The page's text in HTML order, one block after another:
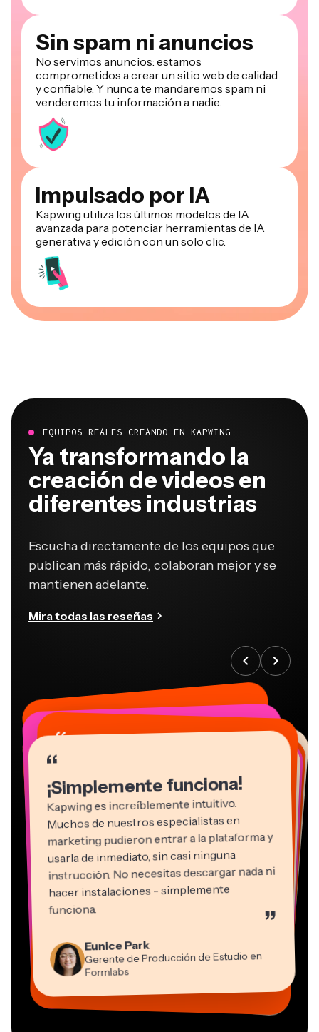
Sin spam ni anuncios
No servimos anuncios: estamos
comprometidos a crear un sitio web de calidad
y confiable. Y nunca te mandaremos spam ni
venderemos tu información a nadie.
Impulsado por IA
Kapwing utiliza los últimos modelos de IA
avanzada para potenciar herramientas de IA
generativa y edición con un solo clic.
EQUIPOS REALES CREANDO EN KAPWING
Ya transformando la
creación de videos en
diferentes industrias
Escucha directamente de los equipos que
publican más rápido, colaboran mejor y se
mantienen adelante.
Mira todas las reseñas
“
¡Simplemente funciona!
Kapwing es increíblemente intuitivo.
Muchos de nuestros especialistas en
marketing pudieron entrar a la plataforma y
usarla de inmediato, sin casi ninguna
instrucción. No necesitas descargar nada ni
hacer instalaciones - simplemente
funciona. ”
Eunice Park
Gerente de Producción de Estudio en
Formlabs
“
Vannesia Darby
CEO en MOXIE Nashville
“
Grant Taleck
Co-Fundador en
Socio Director en EPATHLON
“
Kerry-lee Farla
Youtuber
Gracie Peng
Director de Contenido
“
Martin James
Editor de video
Heidi Rae
Educación
“
Consultor
“
Mitch Rawlings
Freelancer de Servicios de Información
“
Dina Segovia
Trabajador freelance virtual